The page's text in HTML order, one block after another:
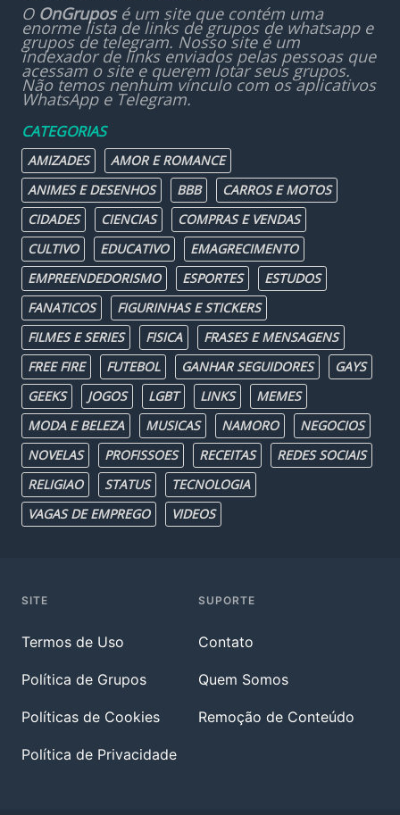
O OnGruposé um site que contém uma
enorme lista de links de grupos de whatsapp e
grupos de telegram. Nosso site é um
indexador de links enviados pelas pessoas que
acessam o site e querem lotar seus grupos.
Não temos nenhum vínculo com os aplicativos
WhatsApp e Telegram.
CATEGORIAS
AMIZADES
AMOR E ROMANCE
ANIMES E DESENHOS
BBB
CARROS E MOTOS
CIDADES
CIENCIAS
COMPRAS E VENDAS
CULTIVO
EDUCATIVO
EMAGRECIMENTO
EMPREENDEDORISMO
ESPORTES
ESTUDOS
FANATICOS
FIGURINHAS E STICKERS
FILMES E SERIES
FISICA
FRASES E MENSAGENS
FREE FIRE
FUTEBOL GANHAR SEGUIDORES
GAYS
GEEKS
JOGOS LGBT LINKS
MEMES
MODA E BELEZA
MUSICAS NAMORO
NEGOCIOS
NOVELAS
PROFISSOES RECEITAS
REDES SOCIAIS
RELIGIAO
STATUS
TECNOLOGIA
VAGAS DE EMPREGO
VIDEOS
SITE
Termos de Uso
Política de Grupos
Políticas de Cookies
Política de Privacidade
SUPORTE
Contato
Quem Somos
Remoção de Conteúdo